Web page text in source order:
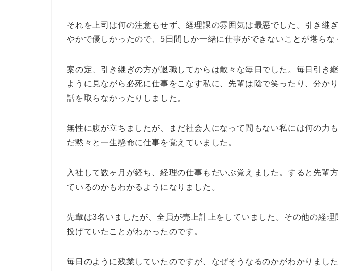
それを上司は何の注意もせず、経理課の雰囲気は最悪でした。引き継
やかで優しかったので、5日間しか一緒に仕事ができないことが堪らな
案の定、引き継ぎの方が退職してからは散々な毎日でした。毎日引き
ように見ながら必死に仕事をこなす私に、先輩は陰で笑ったり、分か
話を取らなかったりしました。
無性に腹が立ちましたが、まだ社会人になって間もない私には何の力
だ黙々と一生懸命に仕事を覚えていました。
入社して数ヶ月が経ち、経理の仕事もだいぶ覚えました。すると先輩
ているのかもわかるようになりました。
先輩は3名いましたが、全員が売上計上をしていました。その他の経
投げていたことがわかったのです。
毎日のように残業していたのですが、なぜそうなるのかがわかりまし